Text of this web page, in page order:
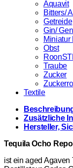
Aquavit
Bitters/
Getreide
Gin/
Miniatur
Obst
Traube
Zucker
Textile
Zusätzliche
Hersteller,
Tequila Ocho
ist ein aged Agaven